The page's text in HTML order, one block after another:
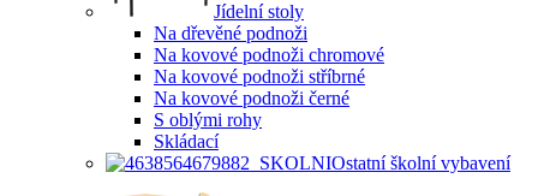
Jídelní stoly
Na dřevěné podnoži
Na kovové podnoži chromové
Na kovové podnoži stříbrné
Na kovové podnoži černé
S oblými rohy
Skládací
Ostatní školní vybavení